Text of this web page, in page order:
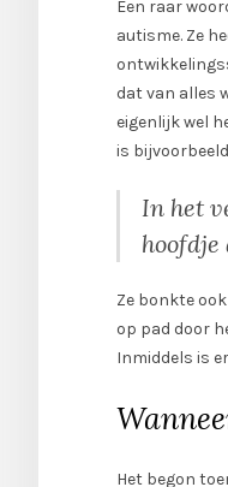
Een raar
autisme. Ze
dat van alles
eigenlijk wel
is
In het
Ze bonkte
op pad door
Inmiddels is
Het begon